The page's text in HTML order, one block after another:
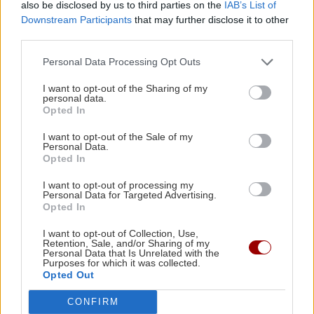
also be disclosed by us to third parties on the IAB’s List of
Downstream Participants that may further disclose it to other
Personal Data Processing Opt Outs
I want to opt-out of the Sharing of my
personal data.
Opted In
I want to opt-out of the Sale of my
Personal Data.
Opted In
I want to opt-out of processing my
Personal Data for Targeted Advertising.
Opted In
I want to opt-out of Collection, Use,
Retention, Sale, and/or Sharing of my
Personal Data that Is Unrelated with the
Purposes for which it was collected.
Opted Out
CONFIRM
Χωριό Λάρισα πελαργοί
ΡΟΗ ΕΙΔΗΣΕΩΝ
ΕΛΛΑΔΑ
Ελλάδα -«Το 90% είναι από αμέλεια»
GOSSIP - LIFESTYLE
Η Σίσσυ Χρηστίδου ποζάρει στην Κρήτη με
μαγιό